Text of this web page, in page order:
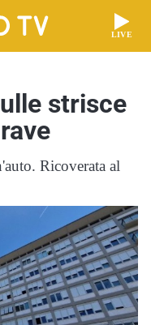
LIVE
strisce
Ricoverata al